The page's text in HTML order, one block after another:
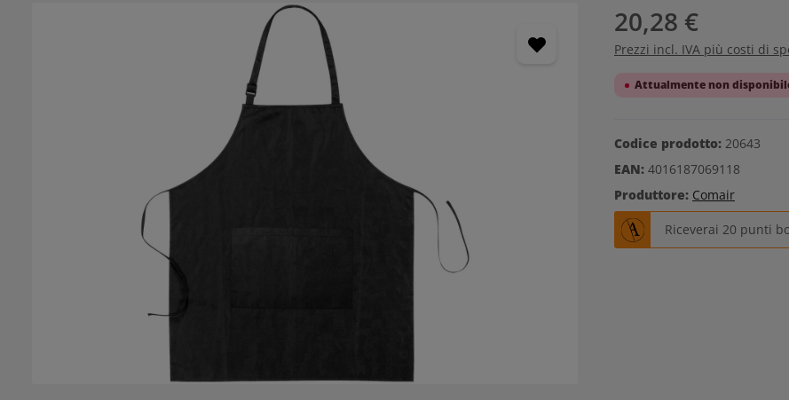
20,28 €
Prezzi incl. IVA più costi di
Attualmente non
Codice prodotto: 20643
EAN: 4016187069118
Produttore: Comair
Riceverai 20 punti